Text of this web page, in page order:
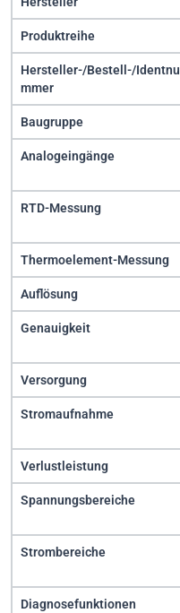
Produktreihe
Hersteller-/Bestell-/Identnu
mmer
Baugruppe
Analogeingänge
RTD-Messung
Thermoelement-Messung
Auflösung
Genauigkeit
Versorgung
Stromaufnahme
Verlustleistung
Spannungsbereiche
Strombereiche
Diagnosefunktionen